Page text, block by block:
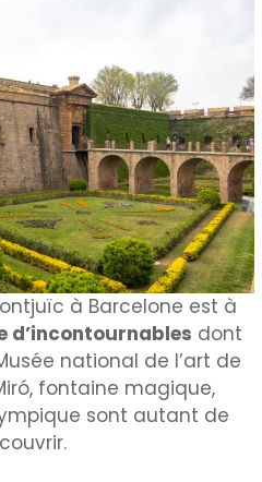
à Barcelone est à
d’incontournables dont
national de l’art de
fontaine magique,
sont autant de